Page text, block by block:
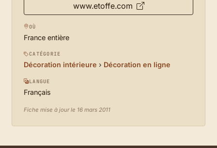
www.etoffe.com
OÙ
France entière
CATÉGORIE
Décoration intérieure › Décoration en ligne
LANGUE
Français
Fiche mise à jour le 16 mars 2011